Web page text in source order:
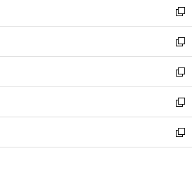
く
で
開
く
ド
ウ
で
開
く
ィ
ン
ド
ウ
で
開
く
い
ウ
ィ
ン
ド
ウ
で
開
く
新
し
い
ウ
ィ
ン
ド
ウ
で
開
新
し
い
ウ
ィ
ン
ド
ウ
新
し
い
ウ
ィ
ン
新
し
い
ウ
新
し